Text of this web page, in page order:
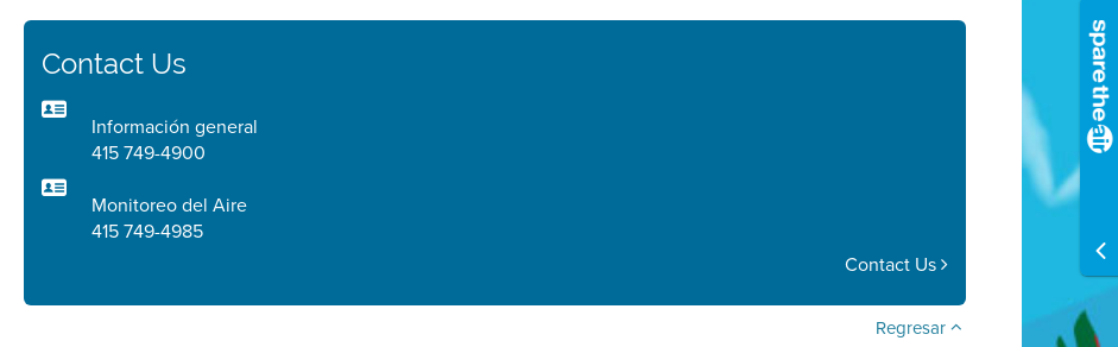
Contact Us
Información general
415 749-4900
Monitoreo del Aire
415 749-4985
Contact Us
Regresar